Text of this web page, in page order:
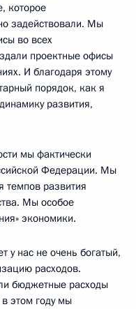
которое
задействовали. Мы
во всех
проектные офисы
И благодаря этому
порядок, как я
развития,
мы фактически
Федерации. Мы
темпов развития
Мы особое
экономики.
у нас не очень богатый,
расходов.
бюджетные расходы
этом году мы